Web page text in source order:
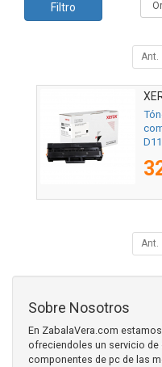
Filtro
Ant.
Ant.
Sobre Nosotros
En ZabalaVera.com
ofreciendoles un servicio
componentes de pc de las